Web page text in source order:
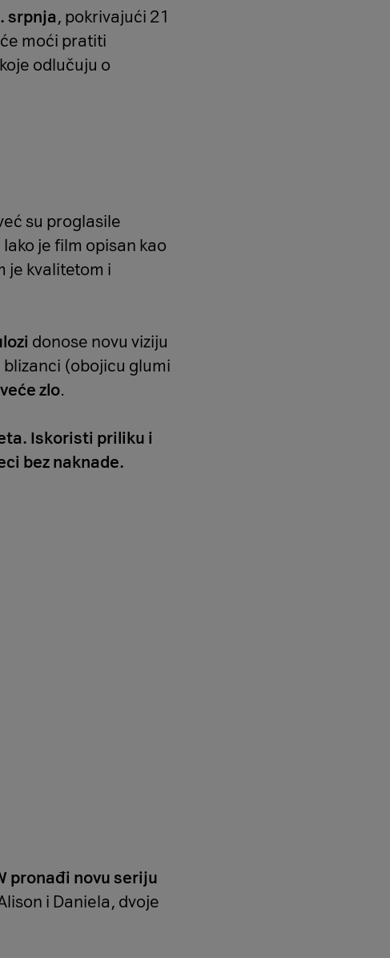
srpnja, pokrivajući 21
moći pratiti
odlučuju o
su proglasile
Iako je film opisan kao
je kvalitetom i
donose novu viziju
(obojicu glumi
zlo.
Iskoristi priliku i
bez naknade.
pronađi novu seriju
i Daniela, dvoje